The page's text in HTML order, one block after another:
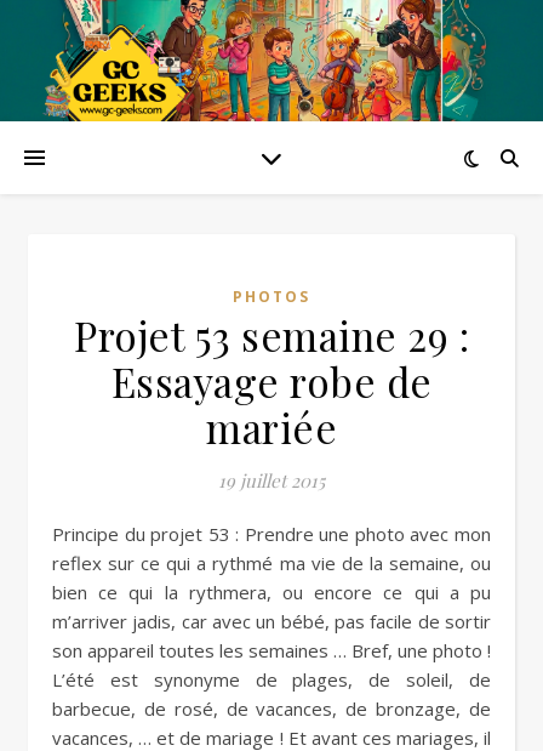
PHOTOS
Projet 53 semaine 29 :
Essayage robe de
mariée
19 juillet 2015
Principe du projet 53 : Prendre une photo avec mon
reflex sur ce qui a rythmé ma vie de la semaine, ou
bien ce qui la rythmera, ou encore ce qui a pu
m’arriver jadis, car avec un bébé, pas facile de sortir
son appareil toutes les semaines … Bref, une photo !
L’été est synonyme de plages, de soleil, de
barbecue, de rosé, de vacances, de bronzage, de
vacances, … et de mariage ! Et avant ces mariages, il